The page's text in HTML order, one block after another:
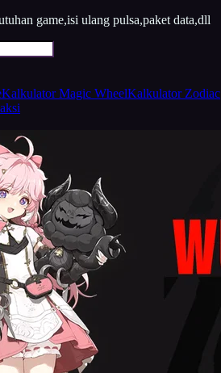
game,isi ulang pulsa,paket data,dll
Kalkulator Magic WheelKalkulator Zodiac